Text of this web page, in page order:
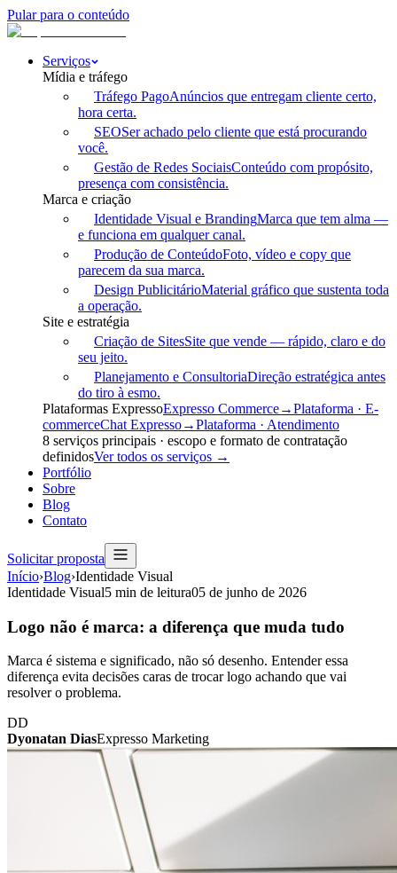
Pular para o conteúdo
Serviços
Mídia e tráfego
Tráfego PagoAnúncios que entregam cliente certo,
hora certa.
SEOSer achado pelo cliente que está procurando
você.
Gestão de Redes SociaisConteúdo com propósito,
presença com consistência.
Marca e criação
Identidade Visual e BrandingMarca que tem alma —
e funciona em qualquer canal.
Produção de ConteúdoFoto, vídeo e copy que
parecem da sua marca.
Design PublicitárioMaterial gráfico que sustenta toda
a operação.
Site e estratégia
Criação de SitesSite que vende — rápido, claro e do
seu jeito.
Planejamento e ConsultoriaDireção estratégica antes
do tiro à esmo.
Plataformas ExpressoExpresso Commerce→Plataforma · E-
commerceChat Expresso→Plataforma · Atendimento
8 serviços principais · escopo e formato de contratação
definidosVer todos os serviços →
Portfólio
Sobre
Blog
Contato
Solicitar proposta
Início›Blog›Identidade Visual
Identidade Visual5 min de leitura05 de junho de 2026
Logo não é marca: a diferença que muda tudo
Marca é sistema e significado, não só desenho. Entender essa
diferença evita decisões caras de trocar logo achando que vai
resolver o problema.
DD
Dyonatan DiasExpresso Marketing